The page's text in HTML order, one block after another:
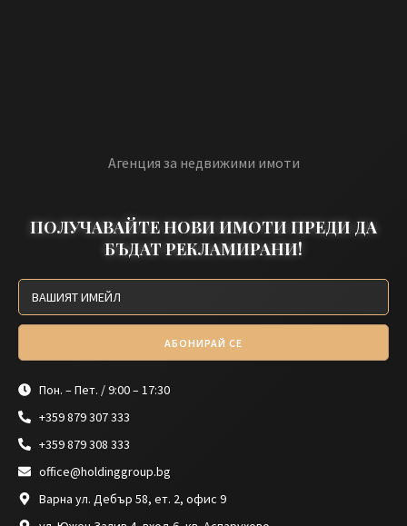
Агенция за недвижими имоти
ПОЛУЧАВАЙТЕ НОВИ ИМОТИ ПРЕДИ ДА
БЪДАТ РЕКЛАМИРАНИ!
АБОНИРАЙ СЕ
Пон. – Пет. / 9:00 – 17:30
+359 879 307 333
+359 879 308 333
office@holdinggroup.bg
Варна ул. Дебър 58, ет. 2, офис 9